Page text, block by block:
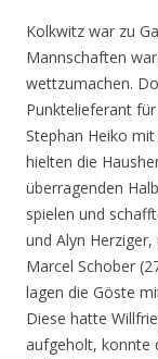
Kolkwitz war zu
Mannschaften
wettzumachen.
Punktelieferant
Stephan Heiko
hielten die
überragenden
spielen und
und Alyn
Marcel Schober
lagen die Göste
Diese hatte
aufgeholt, konnte